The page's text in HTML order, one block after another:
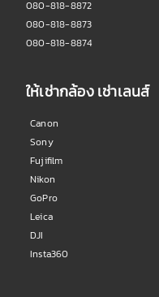
080-818-8872
080-818-8873
080-818-8874
ให้เช่ากล้อง เช่าเลนส์
Canon
Sony
Fujifilm
Nikon
GoPro
Leica
DJI
Insta360